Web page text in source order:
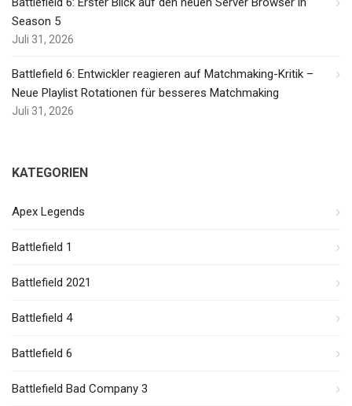
Season 5
Juli 31, 2026
Battlefield 6: Entwickler reagieren auf Matchmaking-Kritik –
Neue Playlist Rotationen für besseres Matchmaking
Juli 31, 2026
KATEGORIEN
Apex Legends
Battlefield 1
Battlefield 2021
Battlefield 4
Battlefield 6
Battlefield Bad Company 3